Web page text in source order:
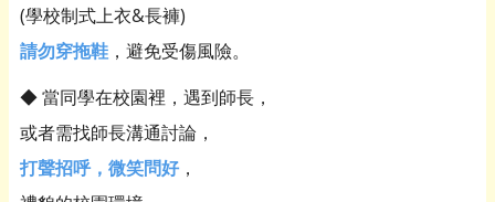
(學校制式上衣&長褲)
請勿穿拖鞋 ，避免受傷風險。
◆ 當同學在校園裡，遇到師長，
或者需找師長溝通討論，
打聲招呼，微笑問好，